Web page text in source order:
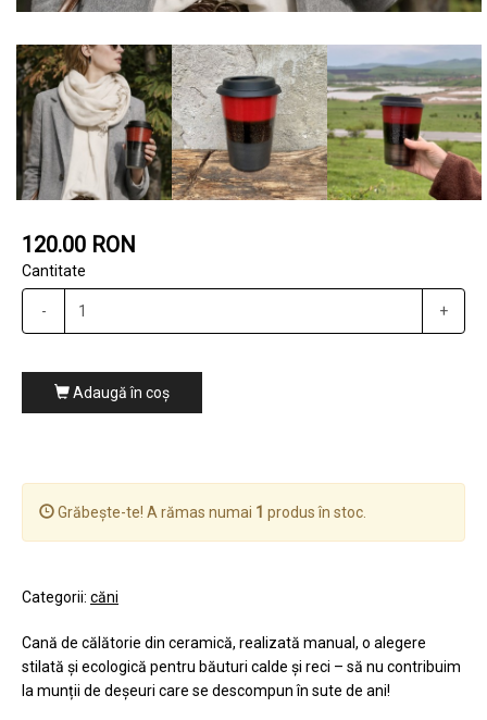
120.00 RON
Cantitate
- +
Adaugă în coş
Grăbește-te! A rămas numai 1 produs în stoc.
Categorii: căni
Cană de călătorie din ceramică, realizată manual, o alegere
stilată și ecologică pentru băuturi calde și reci – să nu contribuim
la munții de deșeuri care se descompun în sute de ani!